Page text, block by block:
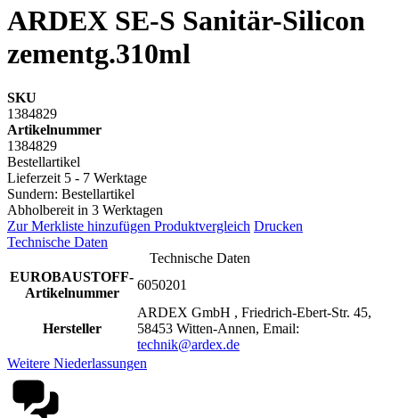
ARDEX SE-S Sanitär-Silicon
zementg.310ml
SKU
1384829
Artikelnummer
1384829
Bestellartikel
Lieferzeit 5 - 7 Werktage
Sundern: Bestellartikel
Abholbereit in 3 Werktagen
Zur Merkliste hinzufügen Produktvergleich Drucken
Technische Daten
Technische Daten
EUROBAUSTOFF-
Artikelnummer
6050201
Hersteller
ARDEX GmbH , Friedrich-Ebert-Str. 45,
58453 Witten-Annen, Email:
technik@ardex.de
Weitere Niederlassungen